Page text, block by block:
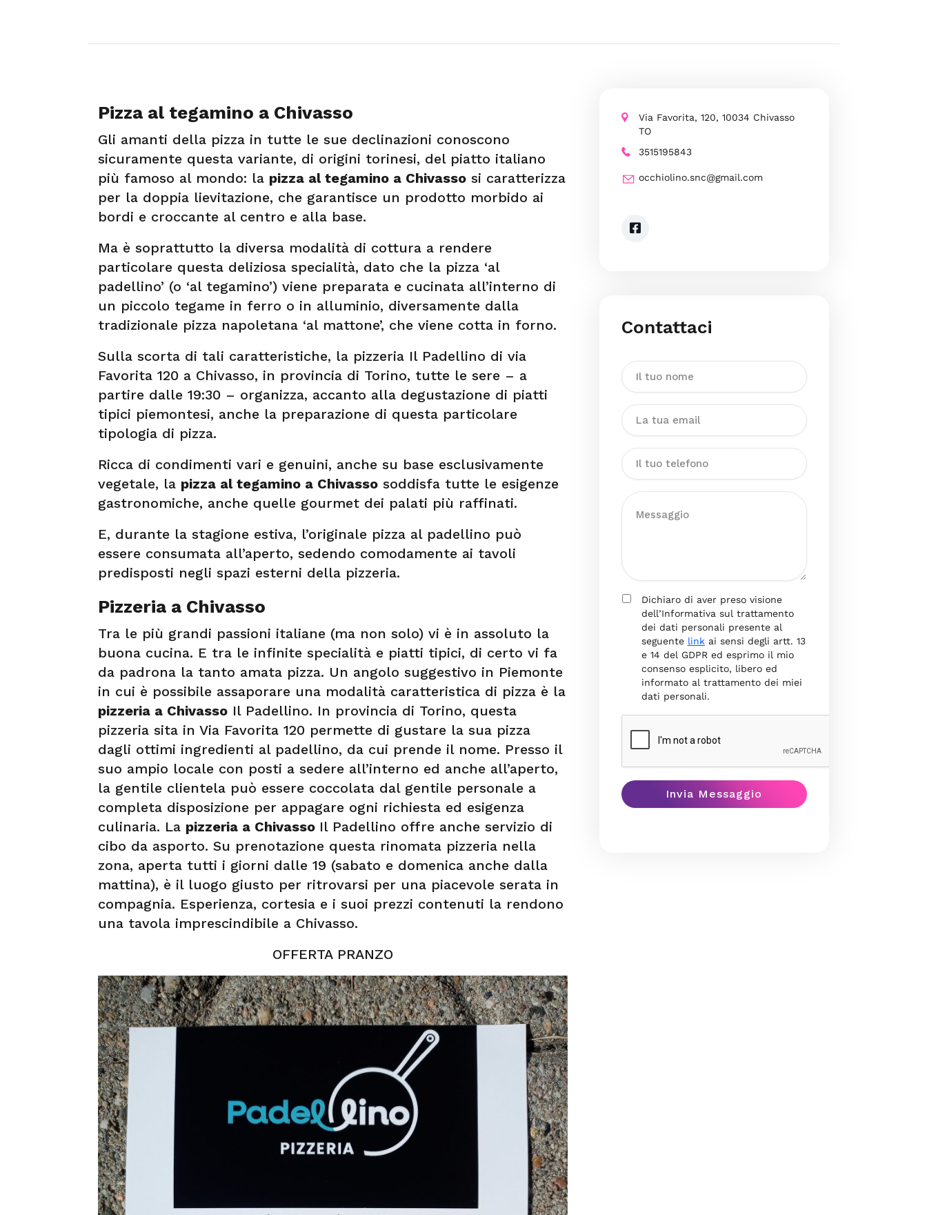
Pizza al tegamino a Chivasso
Gli amanti della pizza in tutte le sue declinazioni conoscono
sicuramente questa variante, di origini torinesi, del piatto italiano
più famoso al mondo: la pizza al tegamino a Chivasso si caratterizza
per la doppia lievitazione, che garantisce un prodotto morbido ai
bordi e croccante al centro e alla base.
Ma è soprattutto la diversa modalità di cottura a rendere
particolare questa deliziosa specialità, dato che la pizza ‘al
padellino’ (o ‘al tegamino’) viene preparata e cucinata all’interno di
un piccolo tegame in ferro o in alluminio, diversamente dalla
tradizionale pizza napoletana ‘al mattone’, che viene cotta in forno.
Sulla scorta di tali caratteristiche, la pizzeria Il Padellino di via
Favorita 120 a Chivasso, in provincia di Torino, tutte le sere – a
partire dalle 19:30 – organizza, accanto alla degustazione di piatti
tipici piemontesi, anche la preparazione di questa particolare
tipologia di pizza.
Ricca di condimenti vari e genuini, anche su base esclusivamente
vegetale, la pizza al tegamino a Chivasso soddisfa tutte le esigenze
gastronomiche, anche quelle gourmet dei palati più raffinati.
E, durante la stagione estiva, l’originale pizza al padellino può
essere consumata all’aperto, sedendo comodamente ai tavoli
predisposti negli spazi esterni della pizzeria.
Pizzeria a Chivasso
Tra le più grandi passioni italiane (ma non solo) vi è in assoluto la
buona cucina. E tra le infinite specialità e piatti tipici, di certo vi fa
da padrona la tanto amata pizza. Un angolo suggestivo in Piemonte
in cui è possibile assaporare una modalità caratteristica di pizza è la
pizzeria a Chivasso Il Padellino. In provincia di Torino, questa
pizzeria sita in Via Favorita 120 permette di gustare la sua pizza
dagli ottimi ingredienti al padellino, da cui prende il nome. Presso il
suo ampio locale con posti a sedere all’interno ed anche all’aperto,
la gentile clientela può essere coccolata dal gentile personale a
completa disposizione per appagare ogni richiesta ed esigenza
culinaria. La pizzeria a Chivasso Il Padellino offre anche servizio di
cibo da asporto. Su prenotazione questa rinomata pizzeria nella
zona, aperta tutti i giorni dalle 19 (sabato e domenica anche dalla
mattina), è il luogo giusto per ritrovarsi per una piacevole serata in
compagnia. Esperienza, cortesia e i suoi prezzi contenuti la rendono
una tavola imprescindibile a Chivasso.
OFFERTA PRANZO
Via Favorita, 120, 10034 Chivasso
TO
3515195843
occhiolino.snc@gmail.com
Contattaci
Dichiaro di aver preso visione
dell’Informativa sul trattamento
dei dati personali presente al
seguente linkai sensi degli artt. 13
e 14 del GDPR ed esprimo il mio
consenso esplicito, libero ed
informato al trattamento dei miei
dati personali.